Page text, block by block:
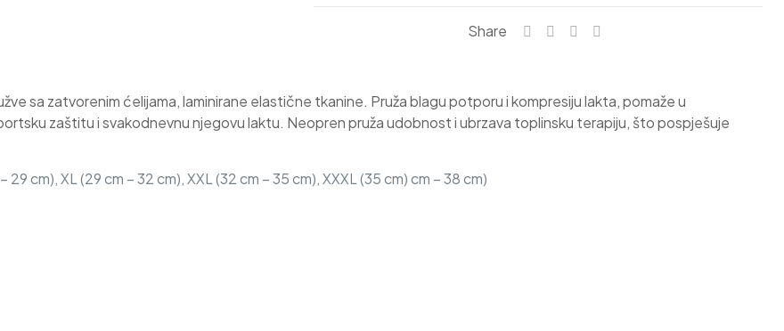
Share
sa zatvorenim ćelijama, laminirane elastične tkanine. Pruža blagu potporu i kompresiju lakta, pomaže u
zaštitu i svakodnevnu njegovu laktu. Neopren pruža udobnost i ubrzava toplinsku terapiju, što pospješuje
29 cm), XL (29 cm – 32 cm), XXL (32 cm – 35 cm), XXXL (35 cm) cm – 38 cm)